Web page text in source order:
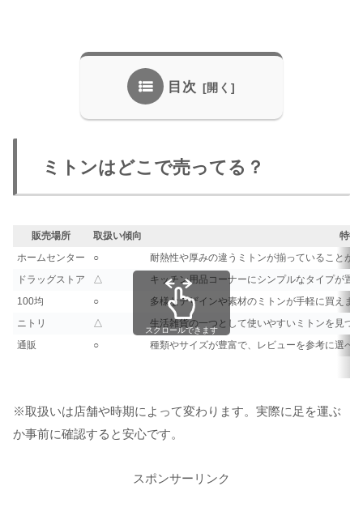
目次
ミトンはどこで売ってる？
販売場所 取扱い傾向
特徴
ホームセンター
○
耐熱性や厚みの違うミトンが揃っていることが
ドラッグストア
△
キッチン用品コーナーにシンプルなタイプが置
100均
○
多様なデザインや素材のミトンが手軽に買えま
ニトリ
△
生活雑貨の一つとして使いやすいミトンを見つ
通販
○ 種類やサイズが豊富で、レビューを参考に選べ
スクロールできます
※取扱いは店舗や時期によって変わります。実際に足を運ぶ
か事前に確認すると安心です。
スポンサーリンク